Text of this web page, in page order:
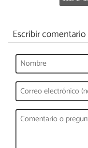
Escribir comentario